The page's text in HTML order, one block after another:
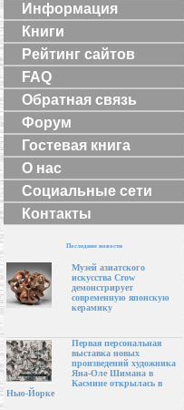
Информация
Книги
Рейтинг сайтов
FAQ
Обратная связь
Форум
Гостевая книга
О нас
Социальные сети
Контакты
Последние новости
Музей азиатского
искусства Crow
демонстрирует
современную японскую
керамику
Первая персональная
выставка новых
произведений художника
Яна-Оле Шимана в
Касмине открылась в
Нью-Йорке